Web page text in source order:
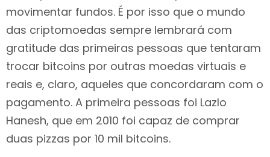
movimentar fundos. É por isso que o mundo
das criptomoedas sempre lembrará com
gratitude das primeiras pessoas que tentaram
trocar bitcoins por outras moedas virtuais e
reais e, claro, aqueles que concordaram com o
pagamento. A primeira pessoas foi Lazlo
Hanesh, que em 2010 foi capaz de comprar
duas pizzas por 10 mil bitcoins.